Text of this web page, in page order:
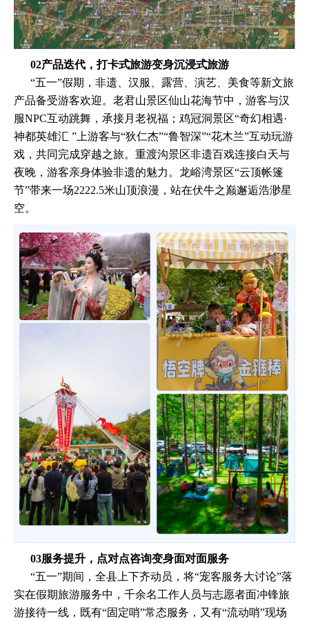
02产品迭代，打卡式旅游变身沉浸式旅游
“五一”假期，非遗、汉服、露营、演艺、美食等新文旅
产品备受游客欢迎。老君山景区仙山花海节中，游客与汉
服NPC互动跳舞，承接月老祝福；鸡冠洞景区“奇幻相遇·
神都英雄汇 ”上游客与“狄仁杰”“鲁智深”“花木兰”互动玩游
戏，共同完成穿越之旅。重渡沟景区非遗百戏连接白天与
夜晚，游客亲身体验非遗的魅力。龙峪湾景区“云顶帐篷
节”带来一场2222.5米山顶浪漫，站在伏牛之巅邂逅浩渺星
空。
03服务提升，点对点咨询变身面对面服务
“五一”期间，全县上下齐动员，将“宠客服务大讨论”落
实在假期旅游服务中，千余名工作人员与志愿者面冲锋旅
游接待一线，既有“固定哨”常态服务，又有“流动哨”现场